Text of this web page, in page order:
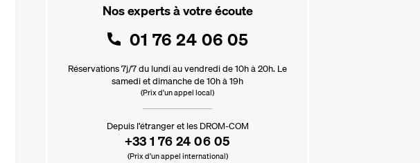
Nos experts à votre écoute
01 76 24 06 05
Réservations 7j/7 du lundi au vendredi de 10h à 20h. Le
samedi et dimanche de 10h à 19h
(Prix d'un appel local)
Depuis l’étranger et les DROM-COM
+33 1 76 24 06 05
(Prix d’un appel international)